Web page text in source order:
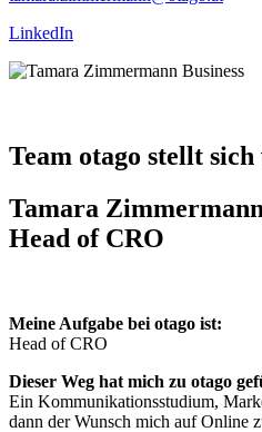
LinkedIn
Team otago stellt
Tamara Zimmermann
Head of CRO
Meine Aufgabe bei otago ist:
Head of CRO
Dieser Weg hat mich zu otago
Ein Kommunikationsstudium,
dann der Wunsch mich auf Online